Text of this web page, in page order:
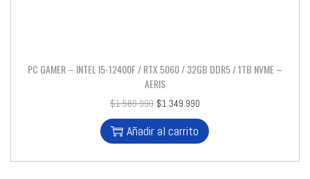
PC GAMER – INTEL I5-12400F / RTX 5060 / 32GB DDR5 / 1TB NVME –
AERIS
$1.589.990 $1.349.990
Añadir al carrito